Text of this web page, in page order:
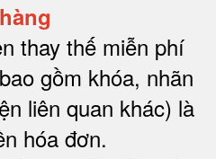
thay thế miễn phí
gồm khóa, nhãn
liên quan khác) là
hóa đơn.